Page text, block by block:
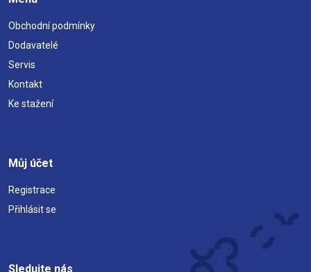
Obchodní podmínky
Dodavatelé
Servis
Kontakt
Ke stažení
Můj účet
Registrace
Přihlásit se
Sledujte nás